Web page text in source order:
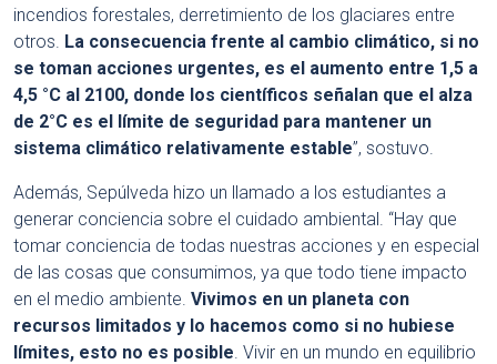
incendios forestales, derretimiento de los glaciares entre
otros. La consecuencia frente al cambio climático, si no
se toman acciones urgentes, es el aumento entre 1,5 a
4,5 °C al 2100, donde los científicos señalan que el alza
de 2°C es el límite de seguridad para mantener un
sistema climático relativamente estable”, sostuvo.
Además, Sepúlveda hizo un llamado a los estudiantes a
generar conciencia sobre el cuidado ambiental. “Hay que
tomar conciencia de todas nuestras acciones y en especial
de las cosas que consumimos, ya que todo tiene impacto
en el medio ambiente. Vivimos en un planeta con
recursos limitados y lo hacemos como si no hubiese
límites, esto no es posible. Vivir en un mundo en equilibrio